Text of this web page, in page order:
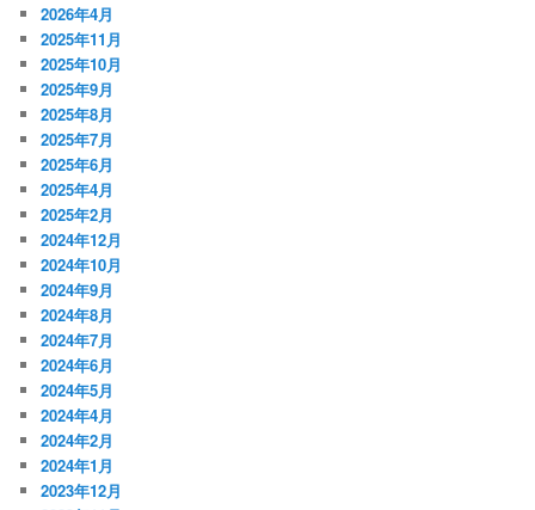
2026年4月
2025年11月
2025年10月
2025年9月
2025年8月
2025年7月
2025年6月
2025年4月
2025年2月
2024年12月
2024年10月
2024年9月
2024年8月
2024年7月
2024年6月
2024年5月
2024年4月
2024年2月
2024年1月
2023年12月